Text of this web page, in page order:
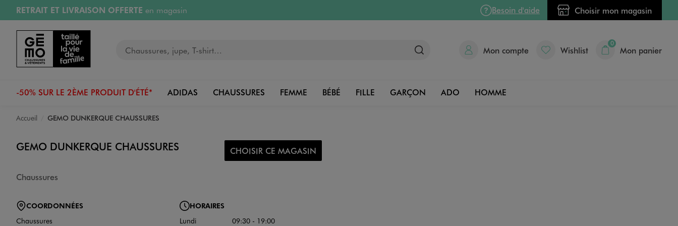
Aller au contenu principal
Aller à la navigation
RETRAIT ET LIVRAISON OFFERTE en magasin
Retours OFFERTSpendant 30 jours
PAYEZ EN 3x SANS FRAIS
dès 50€
RÉSERVATION GRATUITE
Besoin d'aide Choisir mon magasin
Mon compte Wishlist
0
Mon panier
-50% SUR LE 2ÈME PRODUIT D'ÉTÉ* ADIDAS CHAUSSURES FEMME BÉBÉ FILLE GARÇON ADO HOMME
Accueil GEMO DUNKERQUE CHAUSSURES
GEMO DUNKERQUE CHAUSSURES
Chaussures
CHOISIR CE MAGASIN
COORDONNÉES
Chaussures
HORAIRES
Lundi
09:30 - 19:00